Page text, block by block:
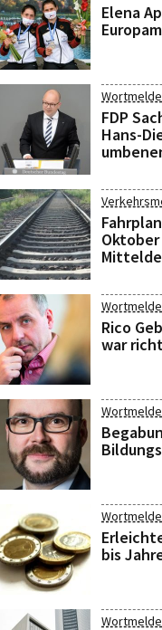
Elena
FDP
Hans-
Rico
war
bis